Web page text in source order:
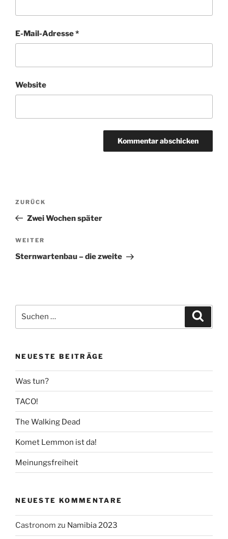
E-Mail-Adresse*
Website
Beitragsnavigation
Vorheriger
Beitrag
ZURÜCK
Zwei Wochen später
Nächster
Beitrag
WEITER
Sternwartenbau – die zweite
nach:
NEUESTE BEITRÄGE
Was tun?
TACO!
The Walking Dead
Komet Lemmon ist da!
Meinungsfreiheit
NEUESTE KOMMENTARE
Castronom zu Namibia 2023